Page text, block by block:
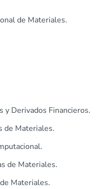
de Materiales.
y Derivados Financieros.
de Materiales.
de Materiales.
Materiales.